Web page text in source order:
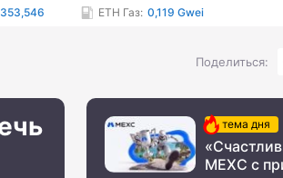
ETH Газ: 0,119 Gwei
Поделиться
тема дня
MEXC с